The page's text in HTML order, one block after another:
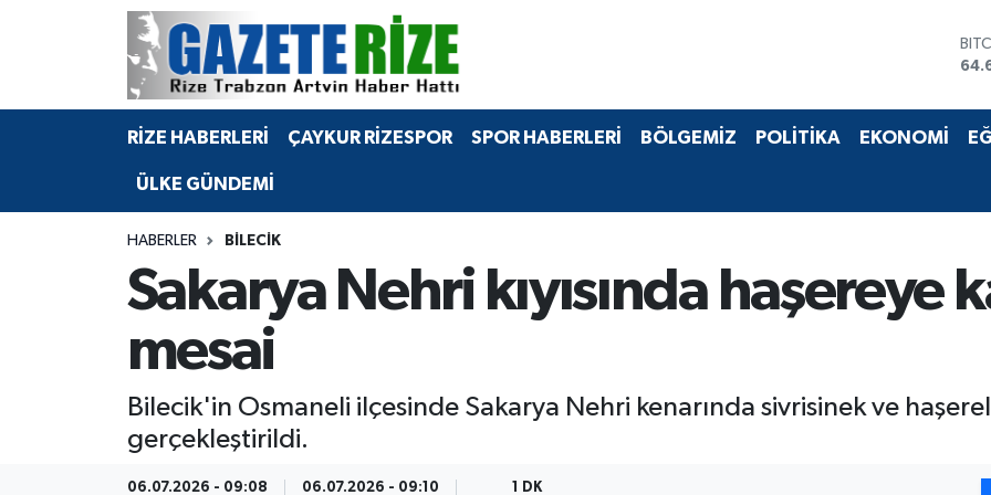
RİZE HABERLERİ ÇAYKUR RİZESPOR SPOR HABERLERİ BÖLGEMİZ POLİTİKA EKONOMİ
ÜLKE GÜNDEMİ
HABERLER BILECIK
Sakarya Nehri kıyısında haşereye
mesai
Bilecik'in Osmaneli ilçesinde Sakarya Nehri kenarında sivrisinek ve
gerçekleştirildi.
06.07.2026 - 09:08 06.07.2026 - 09:10 1 DK
BÖLGEMİZ
Bilim Teknoloji
Advertising news
Canlı Maç
Merkez Nöbetçi Eczaneler
Merkez Hava Durumu
Merkez Trafik Yoğunluk Haritası
Tüm Manşetler
Son Dakika Haberleri
Haber Arşivi